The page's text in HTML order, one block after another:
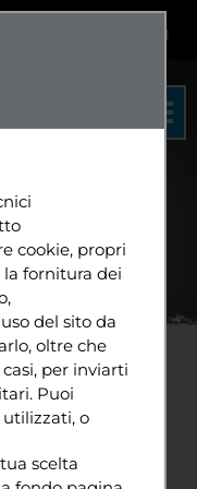
Eng
Home News
Attiva-
cookie, propri
fornitura dei
del sito da
oltre che
per inviarti
Puoi
o
sito,
scelta